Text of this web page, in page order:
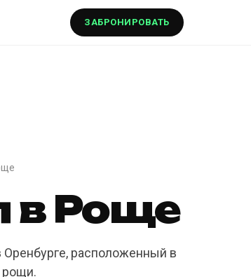
ЗАБРОНИРОВАТЬ
в Роще
расположенный в
рощи.